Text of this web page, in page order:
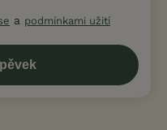
a podmínkami užití